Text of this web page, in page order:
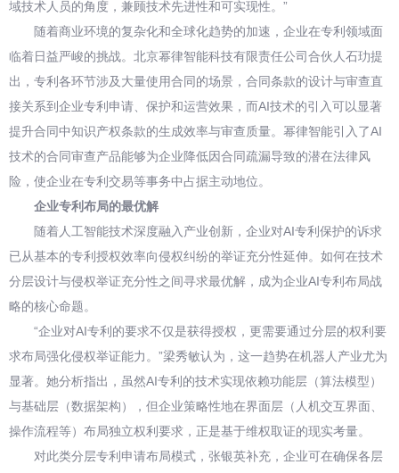
域技术人员的角度，兼顾技术先进性和可实现性。”
随着商业环境的复杂化和全球化趋势的加速，企业在专利领域面
临着日益严峻的挑战。北京幂律智能科技有限责任公司合伙人石玏提
出，专利各环节涉及大量使用合同的场景，合同条款的设计与审查直
接关系到企业专利申请、保护和运营效果，而AI技术的引入可以显著
提升合同中知识产权条款的生成效率与审查质量。幂律智能引入了AI
技术的合同审查产品能够为企业降低因合同疏漏导致的潜在法律风
险，使企业在专利交易等事务中占据主动地位。
企业专利布局的最优解
随着人工智能技术深度融入产业创新，企业对AI专利保护的诉求
已从基本的专利授权效率向侵权纠纷的举证充分性延伸。如何在技术
分层设计与侵权举证充分性之间寻求最优解，成为企业AI专利布局战
略的核心命题。
“企业对AI专利的要求不仅是获得授权，更需要通过分层的权利要
求布局强化侵权举证能力。”梁秀敏认为，这一趋势在机器人产业尤为
显著。她分析指出，虽然AI专利的技术实现依赖功能层（算法模型）
与基础层（数据架构），但企业策略性地在界面层（人机交互界面、
操作流程等）布局独立权利要求，正是基于维权取证的现实考量。
对此类分层专利申请布局模式，张银英补充，企业可在确保各层